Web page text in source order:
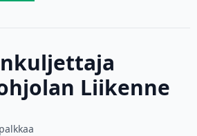
Liikenne